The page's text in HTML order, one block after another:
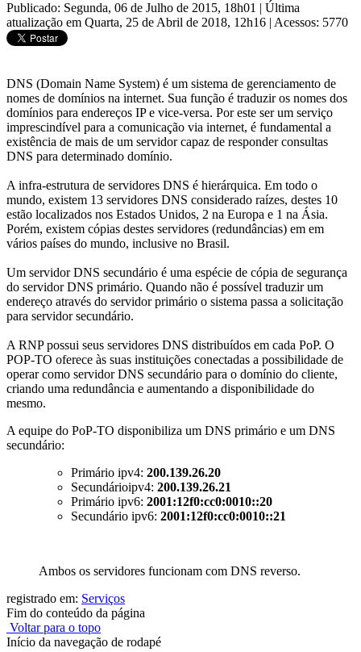
Publicado: Segunda, 06 de Julho de 2015, 18h01 | Última
atualização em Quarta, 25 de Abril de 2018, 12h16 | Acessos: 5770
DNS (Domain Name System) é um sistema de gerenciamento de
nomes de domínios na internet. Sua função é traduzir os nomes dos
domínios para endereços IP e vice-versa. Por este ser um serviço
imprescindível para a comunicação via internet, é fundamental a
existência de mais de um servidor capaz de responder consultas
DNS para determinado domínio.
A infra-estrutura de servidores DNS é hierárquica. Em todo o
mundo, existem 13 servidores DNS considerado raízes, destes 10
estão localizados nos Estados Unidos, 2 na Europa e 1 na Ásia.
Porém, existem cópias destes servidores (redundâncias) em em
vários países do mundo, inclusive no Brasil.
Um servidor DNS secundário é uma espécie de cópia de segurança
do servidor DNS primário. Quando não é possível traduzir um
endereço através do servidor primário o sistema passa a solicitação
para servidor secundário.
A RNP possui seus servidores DNS distribuídos em cada PoP. O
POP-TO oferece às suas instituições conectadas a possibilidade de
operar como servidor DNS secundário para o domínio do cliente,
criando uma redundância e aumentando a disponibilidade do
mesmo.
A equipe do PoP-TO disponibiliza um DNS primário e um DNS
secundário:
Primário ipv4: 200.139.26.20
Secundárioipv4: 200.139.26.21
Primário ipv6: 2001:12f0:cc0:0010::20
Secundário ipv6: 2001:12f0:cc0:0010::21
Ambos os servidores funcionam com DNS reverso.
registrado em: Serviços
Fim do conteúdo da página
Voltar para o topo
Início da navegação de rodapé